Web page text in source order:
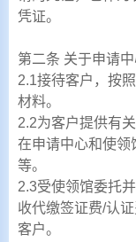
凭证。
第二条 关于申请
2.1接待客户，按
材料。
2.2为客户提供有
在申请中心和使领
等。
2.3受使领馆委托
收代缴签证费/认
客户。